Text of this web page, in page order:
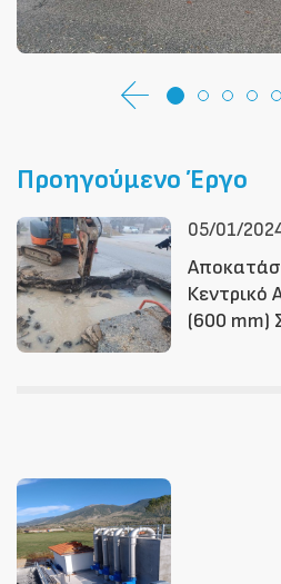
Προηγούμενο Έργο
05/01/
Κεντρικό
(600 mm)